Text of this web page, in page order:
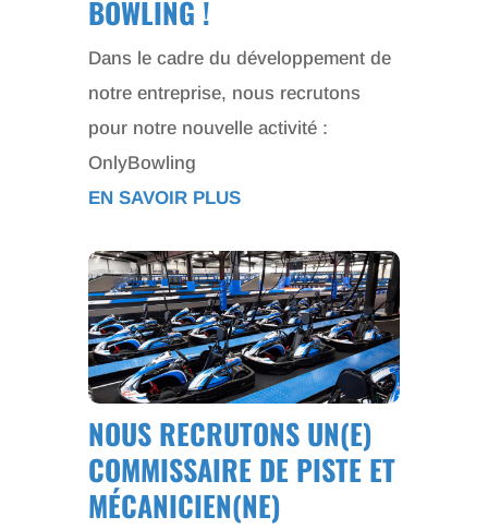
BOWLING !
Dans le cadre du développement de
notre entreprise, nous recrutons
pour notre nouvelle activité :
OnlyBowling
EN SAVOIR PLUS
NOUS RECRUTONS UN(E)
COMMISSAIRE DE PISTE ET
MÉCANICIEN(NE)